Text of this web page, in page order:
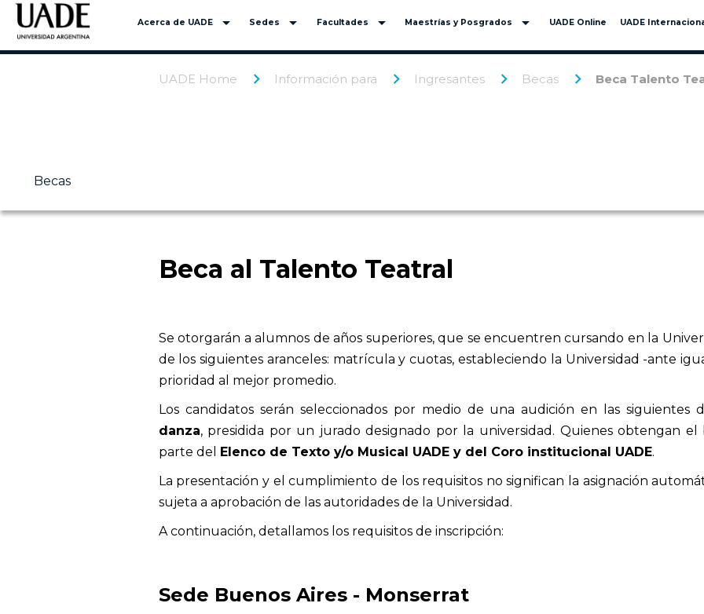
Acerca de UADE arrow_drop_down Sedes arrow_drop_down Facultades arrow_drop_down Maestrías y Posgrados arrow_drop_down UADE Online UADE
UADE Home Información para Ingresantes Becas Beca Talento
Becas
Beca al Talento Teatral
Se otorgarán a alumnos de años superiores, que se encuentren cursando en la
de los siguientes aranceles: matrícula y cuotas, estableciendo la Universidad -ante
prioridad al mejor promedio.
Los candidatos serán seleccionados por medio de una audición en las siguientes
danza, presidida por un jurado designado por la universidad. Quienes obtengan
parte del Elenco de Texto y/o Musical UADE y del Coro institucional UADE.
La presentación y el cumplimiento de los requisitos no significan la asignación
sujeta a aprobación de las autoridades de la Universidad.
A continuación, detallamos los requisitos de inscripción:
Sede Buenos Aires - Monserrat